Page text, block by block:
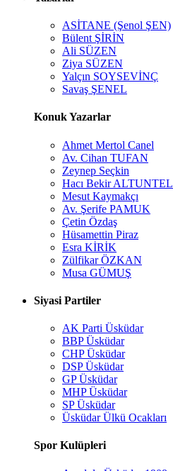
ASİTANE (Şenol ŞEN)
Bülent ŞİRİN
Ali SÜZEN
Ziya SÜZEN
Yalçın SOYSEVİNÇ
Savaş ŞENEL
Konuk Yazarlar
Ahmet Mertol Canel
Av. Cihan TUFAN
Zeynep Seçkin
Hacı Bekir ALTUNTEL
Mesut Kaymakçı
Av. Şerife PAMUK
Çetin Özdaş
Hüsamettin Piraz
Esra KİRİK
Zülfikar ÖZKAN
Musa GÜMUŞ
Siyasi Partiler
AK Parti Üsküdar
BBP Üsküdar
CHP Üsküdar
DSP Üsküdar
GP Üsküdar
MHP Üsküdar
SP Üsküdar
Üsküdar Ülkü Ocakları
Spor Kulüpleri